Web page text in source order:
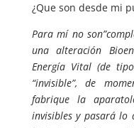
¿Que son desde mi
Para mí no
una alteración
Energía Vital (de
“invisible”, de
fabrique la
invisibles y pasará lo